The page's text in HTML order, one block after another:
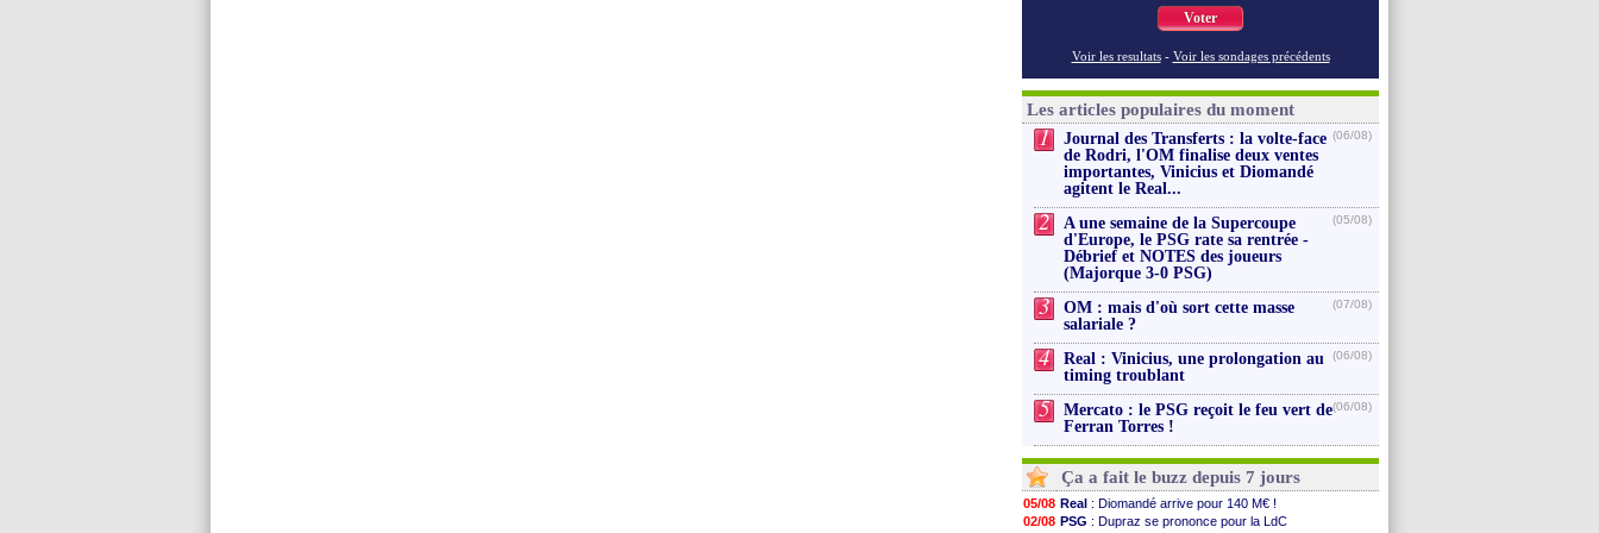
Voter
Voir les resultats - Voir les sondages précédents
Les articles populaires du moment
1
Journal des Transferts : la volte-face
de Rodri, l'OM finalise deux ventes
importantes, Vinicius et Diomandé
agitent le Real...
(06/08)
2
A une semaine de la Supercoupe
d'Europe, le PSG rate sa rentrée -
Débrief et NOTES des joueurs
(Majorque 3-0 PSG)
(05/08)
3
OM : mais d'où sort cette masse
salariale ?
(07/08)
4
Real : Vinicius, une prolongation au
timing troublant
(06/08)
5
Mercato : le PSG reçoit le feu vert de
Ferran Torres !
(06/08)
Ça a fait le buzz depuis 7 jours
05/08 Real : Diomandé arrive pour 140 M€ !
02/08 PSG : Dupraz se prononce pour la LdC